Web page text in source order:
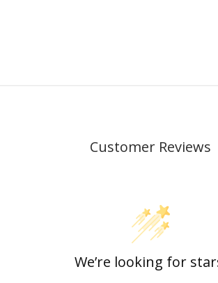
Customer Reviews
We’re looking for